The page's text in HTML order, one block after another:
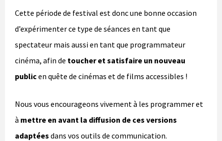
Cette période de festival est donc une bonne occasion
d’expérimenter ce type de séances en tant que
spectateur mais aussi en tant que programmateur
cinéma, afin de toucher et satisfaire un nouveau
publicen quête de cinémas et de films accessibles !
Nous vous encourageons vivement à les programmer et
à mettre en avant la diffusion de ces versions
adaptées dans vos outils de communication.